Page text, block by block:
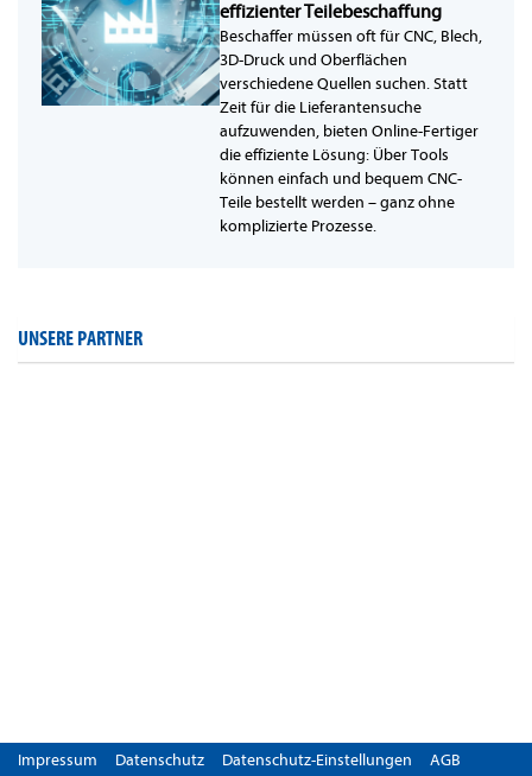
effizienter Teilebeschaffung
Beschaffer müssen oft für CNC, Blech,
3D-Druck und Oberflächen
verschiedene Quellen suchen. Statt
Zeit für die Lieferantensuche
aufzuwenden, bieten Online-Fertiger
die effiziente Lösung: Über Tools
können einfach und bequem CNC-
Teile bestellt werden – ganz ohne
komplizierte Prozesse.
UNSERE PARTNER
Impressum Datenschutz Datenschutz-Einstellungen AGB